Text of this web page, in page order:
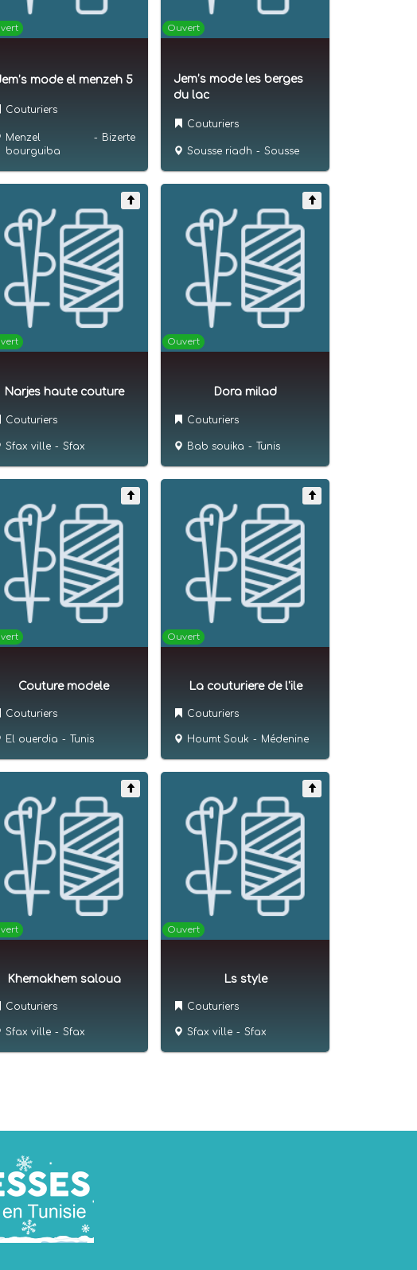
mode el menzeh 5
Couturiers
Menzel
bourguiba
- Bizerte
Ouvert
Jem’s mode les berges
du lac
Couturiers
Sousse riadh - Sousse
Narjes haute couture
Couturiers
Sfax ville - Sfax
Ouvert
Dora milad
Couturiers
Bab souika - Tunis
Couture modele
Couturiers
El ouerdia - Tunis
Ouvert
La couturiere de l'ile
Couturiers
Houmt Souk - Médenine
Khemakhem saloua
Couturiers
Sfax ville - Sfax
Ouvert
Ls style
Couturiers
Sfax ville - Sfax